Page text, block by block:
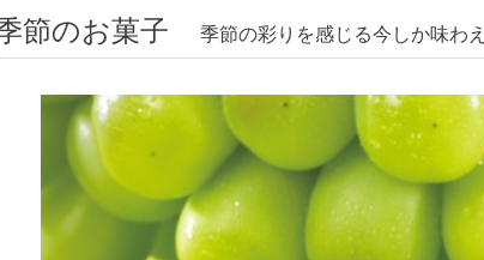
節のお菓子 季節の彩りを感じる今しか味わ